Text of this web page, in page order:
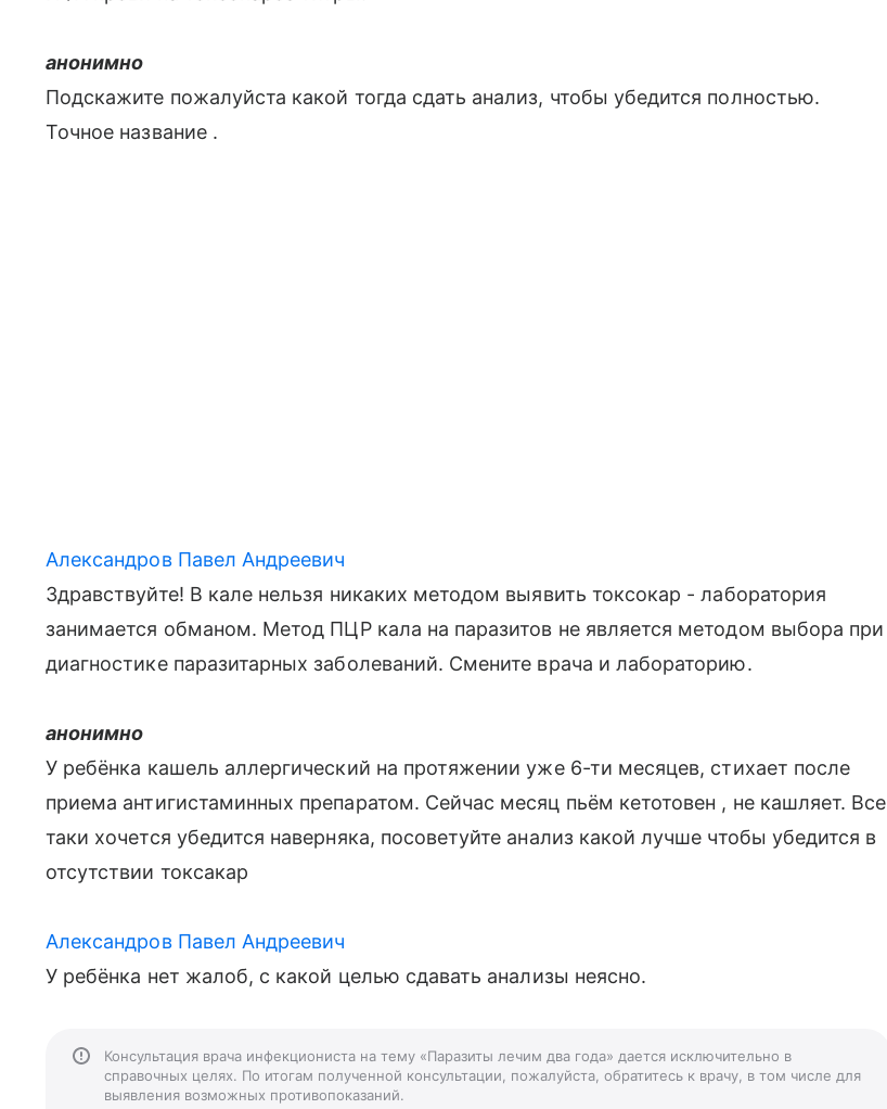
анонимно
Подскажите пожалуйста какой тогда сдать анализ, чтобы убедится полностью.
Точное название .
Александров Павел Андреевич
Здравствуйте! В кале нельзя никаких методом выявить токсокар - лаборатория
занимается обманом. Метод ПЦР кала на паразитов не является методом выбора при
диагностике паразитарных заболеваний. Смените врача и лабораторию.
анонимно
У ребёнка кашель аллергический на протяжении уже 6-ти месяцев, стихает после
приема антигистаминных препаратом. Сейчас месяц пьём кетотовен , не кашляет. Все
таки хочется убедится наверняка, посоветуйте анализ какой лучше чтобы убедится в
отсутствии токсакар
Александров Павел Андреевич
У ребёнка нет жалоб, с какой целью сдавать анализы неясно.
Консультация врача инфекциониста на тему «Паразиты лечим два года» дается исключительно в
справочных целях. По итогам полученной консультации, пожалуйста, обратитесь к врачу, в том числе для
выявления возможных противопоказаний.